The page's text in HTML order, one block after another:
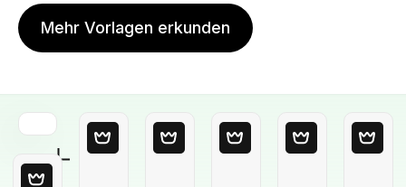
Mehr Vorlagen erkunden